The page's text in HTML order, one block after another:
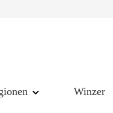
Winzer